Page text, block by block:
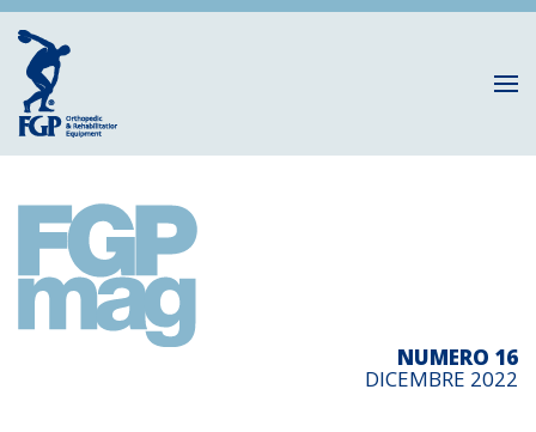
NUMERO 16
DICEMBRE 2022